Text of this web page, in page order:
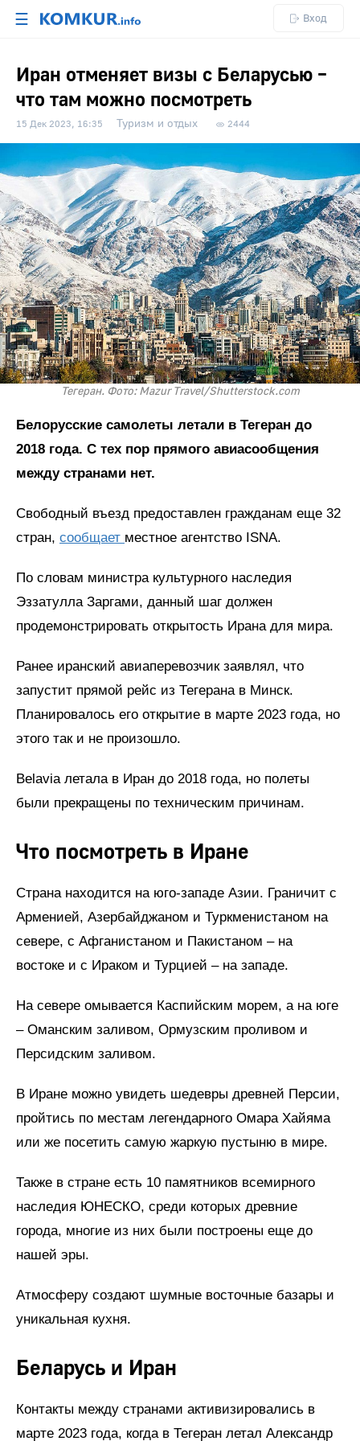
☰ Вход
Иран отменяет визы с Беларусью –
что там можно посмотреть
15 Дек 2023, 16:35 Туризм и отдых 2444
Тегеран. Фото: Mazur Travel/Shutterstock.com
Белорусские самолеты летали в Тегеран до
2018 года. С тех пор прямого авиасообщения
между странами нет.
Свободный въезд предоставлен гражданам еще 32
стран, сообщает местное агентство ISNA.
По словам министра культурного наследия
Эззатулла Заргами, данный шаг должен
продемонстрировать открытость Ирана для мира.
Ранее иранский авиаперевозчик заявлял, что
запустит прямой рейс из Тегерана в Минск.
Планировалось его открытие в марте 2023 года, но
этого так и не произошло.
Belavia летала в Иран до 2018 года, но полеты
были прекращены по техническим причинам.
Что посмотреть в Иране
Страна находится на юго-западе Азии. Граничит с
Арменией, Азербайджаном и Туркменистаном на
севере, с Афганистаном и Пакистаном – на
востоке и с Ираком и Турцией – на западе.
На севере омывается Каспийским морем, а на юге
– Оманским заливом, Ормузским проливом и
Персидским заливом.
В Иране можно увидеть шедевры древней Персии,
пройтись по местам легендарного Омара Хайяма
или же посетить самую жаркую пустыню в мире.
Также в стране есть 10 памятников всемирного
наследия ЮНЕСКО, среди которых древние
города, многие из них были построены еще до
нашей эры.
Атмосферу создают шумные восточные базары и
уникальная кухня.
Беларусь и Иран
Контакты между странами активизировались в
марте 2023 года, когда в Тегеран летал Александр